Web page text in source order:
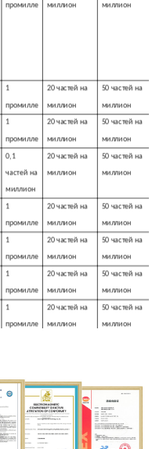
промилле
миллион
миллион
1
промилле
20 частей на
миллион
50 частей на
миллион
1
промилле
20 частей на
миллион
50 частей на
миллион
0,1
частей на
миллион
20 частей на
миллион
50 частей на
миллион
1
промилле
20 частей на
миллион
50 частей на
миллион
1
промилле
20 частей на
миллион
50 частей на
миллион
1
промилле
20 частей на
миллион
50 частей на
миллион
1
промилле
20 частей на
миллион
50 частей на
миллион
промилле миллион миллион
1
промилле
20 частей на
миллион
50 частей на
миллион
1
20 частей на
50 частей на